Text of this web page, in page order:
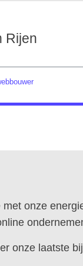
Rijen
met onze
onze laatste